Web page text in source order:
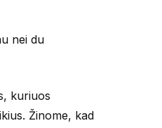
nei du
kuriuos
Žinome, kad